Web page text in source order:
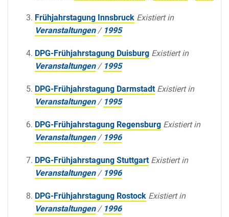
Frühjahrstagung Innsbruck Existiert in
Veranstaltungen / 1995
DPG-Frühjahrstagung Duisburg Existiert in
Veranstaltungen / 1995
DPG-Frühjahrstagung Darmstadt Existiert in
Veranstaltungen / 1995
DPG-Frühjahrstagung Regensburg Existiert in
Veranstaltungen / 1996
DPG-Frühjahrstagung Stuttgart Existiert in
Veranstaltungen / 1996
DPG-Frühjahrstagung Rostock Existiert in
Veranstaltungen / 1996